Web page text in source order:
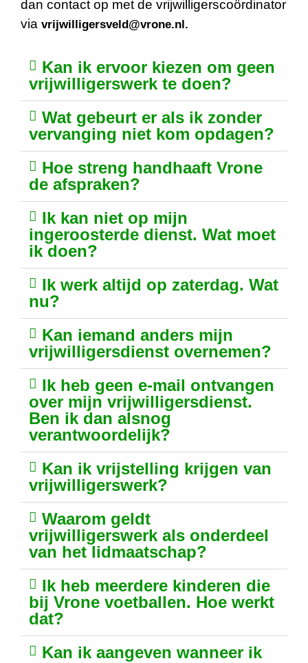
dan contact op met de vrijwilligerscoördinator
via vrijwilligersveld@vrone.nl.
Kan ik ervoor kiezen om geen
vrijwilligerswerk te doen?
Wat gebeurt er als ik zonder
vervanging niet kom opdagen?
Hoe streng handhaaft Vrone
de afspraken?
Ik kan niet op mijn
ingeroosterde dienst. Wat moet
ik doen?
Ik werk altijd op zaterdag. Wat
nu?
Kan iemand anders mijn
vrijwilligersdienst overnemen?
Ik heb geen e-mail ontvangen
over mijn vrijwilligersdienst.
Ben ik dan alsnog
verantwoordelijk?
Kan ik vrijstelling krijgen van
vrijwilligerswerk?
Waarom geldt
vrijwilligerswerk als onderdeel
van het lidmaatschap?
Ik heb meerdere kinderen die
bij Vrone voetballen. Hoe werkt
dat?
Kan ik aangeven wanneer ik